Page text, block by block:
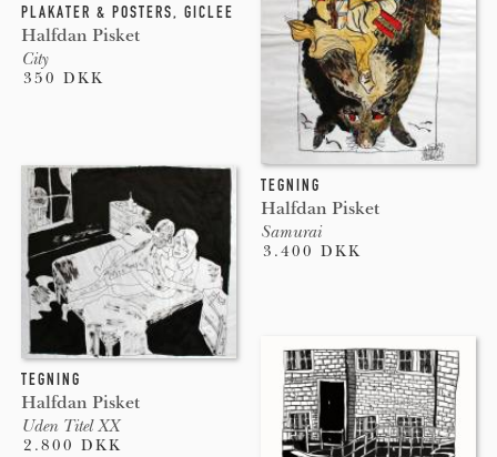
PLAKATER & POSTERS, GICLEE
Halfdan Pisket
City
350 DKK
TEGNING
Halfdan Pisket
Samurai
3.400 DKK
TEGNING
Halfdan Pisket
Uden Titel XX
2.800 DKK